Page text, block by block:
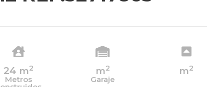
24 m2
Metros
m2
Garaje
m2